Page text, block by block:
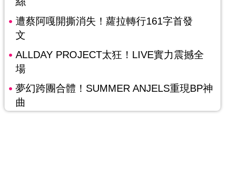
遭蔡阿嘎開撕消失！蘿拉轉行161字首發
文
ALLDAY PROJECT太狂！LIVE實力震撼全
場
夢幻跨團合體！SUMMER ANJELS重現BP神
曲